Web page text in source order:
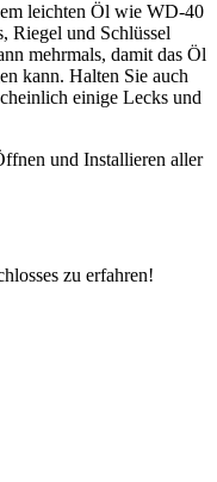
leichten Öl wie WD-40
Riegel und Schlüssel
mehrmals, damit das Öl
kann. Halten Sie auch
einige Lecks und
und Installieren aller
zu erfahren!